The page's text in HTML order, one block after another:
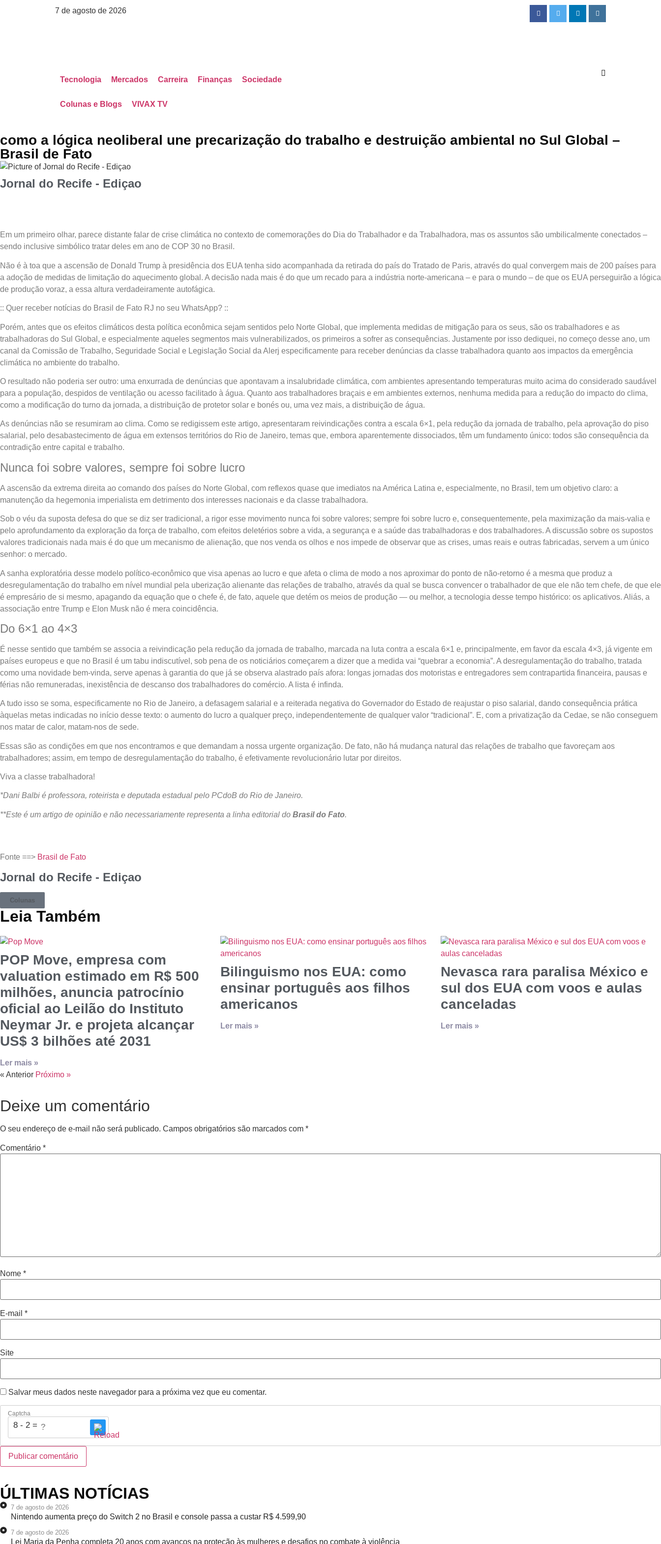
7 de agosto de 2026
Tecnologia Mercados Carreira Finanças Sociedade
Colunas e Blogs VIVAX TV
como a lógica neoliberal une precarização do trabalho e destruição ambiental no Sul Global –
Brasil de Fato
Jornal do Recife - Ediçao
Em um primeiro olhar, parece distante falar de crise climática no contexto de comemorações do Dia do Trabalhador e da Trabalhadora, mas os assuntos são umbilicalmente conectados –
sendo inclusive simbólico tratar deles em ano de COP 30 no Brasil.
Não é à toa que a ascensão de Donald Trump à presidência dos EUA tenha sido acompanhada da retirada do país do Tratado de Paris, através do qual convergem mais de 200 países para
a adoção de medidas de limitação do aquecimento global. A decisão nada mais é do que um recado para a indústria norte-americana – e para o mundo – de que os EUA perseguirão a lógica
de produção voraz, a essa altura verdadeiramente autofágica.
:: Quer receber notícias do Brasil de Fato RJ no seu WhatsApp? ::
Porém, antes que os efeitos climáticos desta política econômica sejam sentidos pelo Norte Global, que implementa medidas de mitigação para os seus, são os trabalhadores e as
trabalhadoras do Sul Global, e especialmente aqueles segmentos mais vulnerabilizados, os primeiros a sofrer as consequências. Justamente por isso dediquei, no começo desse ano, um
canal da Comissão de Trabalho, Seguridade Social e Legislação Social da Alerj especificamente para receber denúncias da classe trabalhadora quanto aos impactos da emergência
climática no ambiente do trabalho.
O resultado não poderia ser outro: uma enxurrada de denúncias que apontavam a insalubridade climática, com ambientes apresentando temperaturas muito acima do considerado saudável
para a população, despidos de ventilação ou acesso facilitado à água. Quanto aos trabalhadores braçais e em ambientes externos, nenhuma medida para a redução do impacto do clima,
como a modificação do turno da jornada, a distribuição de protetor solar e bonés ou, uma vez mais, a distribuição de água.
As denúncias não se resumiram ao clima. Como se redigissem este artigo, apresentaram reivindicações contra a escala 6×1, pela redução da jornada de trabalho, pela aprovação do piso
salarial, pelo desabastecimento de água em extensos territórios do Rio de Janeiro, temas que, embora aparentemente dissociados, têm um fundamento único: todos são consequência da
contradição entre capital e trabalho.
Nunca foi sobre valores, sempre foi sobre lucro
A ascensão da extrema direita ao comando dos países do Norte Global, com reflexos quase que imediatos na América Latina e, especialmente, no Brasil, tem um objetivo claro: a
manutenção da hegemonia imperialista em detrimento dos interesses nacionais e da classe trabalhadora.
Sob o véu da suposta defesa do que se diz ser tradicional, a rigor esse movimento nunca foi sobre valores; sempre foi sobre lucro e, consequentemente, pela maximização da mais-valia e
pelo aprofundamento da exploração da força de trabalho, com efeitos deletérios sobre a vida, a segurança e a saúde das trabalhadoras e dos trabalhadores. A discussão sobre os supostos
valores tradicionais nada mais é do que um mecanismo de alienação, que nos venda os olhos e nos impede de observar que as crises, umas reais e outras fabricadas, servem a um único
senhor: o mercado.
A sanha exploratória desse modelo político-econômico que visa apenas ao lucro e que afeta o clima de modo a nos aproximar do ponto de não-retorno é a mesma que produz a
desregulamentação do trabalho em nível mundial pela uberização alienante das relações de trabalho, através da qual se busca convencer o trabalhador de que ele não tem chefe, de que ele
é empresário de si mesmo, apagando da equação que o chefe é, de fato, aquele que detém os meios de produção — ou melhor, a tecnologia desse tempo histórico: os aplicativos. Aliás, a
associação entre Trump e Elon Musk não é mera coincidência.
Do 6×1 ao 4×3
É nesse sentido que também se associa a reivindicação pela redução da jornada de trabalho, marcada na luta contra a escala 6×1 e, principalmente, em favor da escala 4×3, já vigente em
países europeus e que no Brasil é um tabu indiscutível, sob pena de os noticiários começarem a dizer que a medida vai “quebrar a economia”. A desregulamentação do trabalho, tratada
como uma novidade bem-vinda, serve apenas à garantia do que já se observa alastrado país afora: longas jornadas dos motoristas e entregadores sem contrapartida financeira, pausas e
férias não remuneradas, inexistência de descanso dos trabalhadores do comércio. A lista é infinda.
A tudo isso se soma, especificamente no Rio de Janeiro, a defasagem salarial e a reiterada negativa do Governador do Estado de reajustar o piso salarial, dando consequência prática
àquelas metas indicadas no início desse texto: o aumento do lucro a qualquer preço, independentemente de qualquer valor “tradicional”. E, com a privatização da Cedae, se não conseguem
nos matar de calor, matam-nos de sede.
Essas são as condições em que nos encontramos e que demandam a nossa urgente organização. De fato, não há mudança natural das relações de trabalho que favoreçam aos
trabalhadores; assim, em tempo de desregulamentação do trabalho, é efetivamente revolucionário lutar por direitos.
Viva a classe trabalhadora!
*Dani Balbi é professora, roteirista e deputada estadual pelo PCdoB do Rio de Janeiro.
**Este é um artigo de opinião e não necessariamente representa a linha editorial do Brasil do Fato.
Fonte ==> Brasil de Fato
Jornal do Recife - Ediçao
Colunas
Leia Também
POP Move, empresa com
valuation estimado em R$ 500
milhões, anuncia patrocínio
oficial ao Leilão do Instituto
Neymar Jr. e projeta alcançar
US$ 3 bilhões até 2031
Ler mais »
Bilinguismo nos EUA: como
ensinar português aos filhos
americanos
Ler mais »
Nevasca rara paralisa México e
sul dos EUA com voos e aulas
canceladas
Ler mais »
« Anterior Próximo »
Deixe um comentário
O seu endereço de e-mail não será publicado. Campos obrigatórios são marcados com *
Comentário *
Nome *
E-mail *
Site
Salvar meus dados neste navegador para a próxima vez que eu comentar.
Captcha
8 - 2 = ?
ÚLTIMAS NOTÍCIAS
7 de agosto de 2026
Nintendo aumenta preço do Switch 2 no Brasil e console passa a custar R$ 4.599,90
7 de agosto de 2026
Lei Maria da Penha completa 20 anos com avanços na proteção às mulheres e desafios no combate à violência